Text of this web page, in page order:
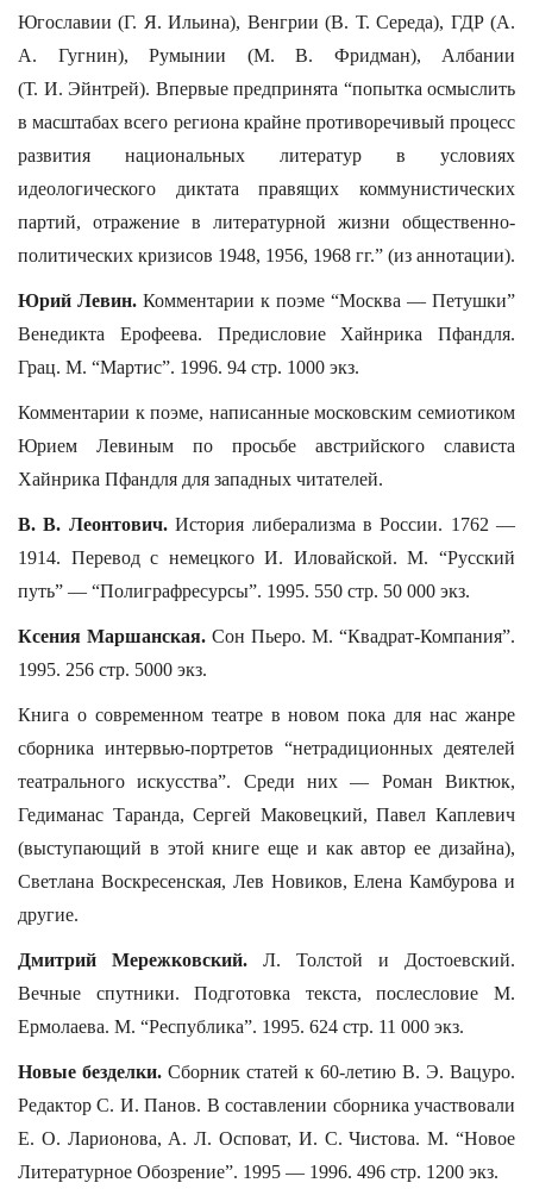
Югославии (Г. Я. Ильина), Венгрии (В. Т. Середа), ГДР (А.
А. Гугнин), Румынии (М. В. Фридман), Албании
(Т. И. Эйнтрей). Впервые предпринята “попытка осмыслить
в масштабах всего региона крайне противоречивый процесс
развития национальных литератур в условиях
идеологического диктата правящих коммунистических
партий, отражение в литературной жизни общественно-
политических кризисов 1948, 1956, 1968 гг.” (из аннотации).
Юрий Левин. Комментарии к поэме “Москва — Петушки”
Венедикта Ерофеева. Предисловие Хайнрика Пфандля.
Грац. М. “Мартис”. 1996. 94 стр. 1000 экз.
Комментарии к поэме, написанные московским семиотиком
Юрием Левиным по просьбе австрийского слависта
Хайнрика Пфандля для западных читателей.
В. В. Леонтович.История либерализма в России. 1762 —
1914. Перевод с немецкого И. Иловайской. М. “Русский
путь” — “Полиграфресурсы”. 1995. 550 стр. 50 000 экз.
Ксения Маршанская. Сон Пьеро. М. “Квадрат-Компания”.
1995. 256 стр. 5000 экз.
Книга о современном театре в новом пока для нас жанре
сборника интервью-портретов “нетрадиционных деятелей
театрального искусства”. Среди них — Роман Виктюк,
Гедиманас Таранда, Сергей Маковецкий, Павел Каплевич
(выступающий в этой книге еще и как автор ее дизайна),
Светлана Воскресенская, Лев Новиков, Елена Камбурова и
другие.
Дмитрий Мережковский. Л. Толстой и Достоевский.
Вечные спутники. Подготовка текста, послесловие М.
Ермолаева. М. “Республика”. 1995. 624 стр. 11 000 экз.
Новые безделки. Сборник статей к 60-летию В. Э. Вацуро.
Редактор С. И. Панов. В составлении сборника участвовали
Е. О. Ларионова, А. Л. Осповат, И. С. Чистова. М. “Новое
Литературное Обозрение”. 1995 — 1996. 496 стр. 1200 экз.